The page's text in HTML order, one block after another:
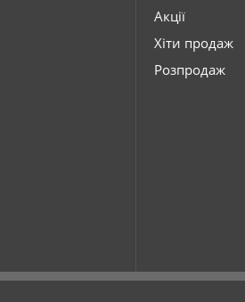
Акції
Хіти продаж
Розпродаж